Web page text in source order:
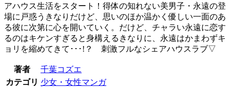
アハウス生活をスタート！得体の知れない美男子・永遠の登
場に戸惑うきなりだけど、思いのほか温かく優しい一面のあ
る彼に次第に心を開いていく。だけど、チャラい永遠に恋す
るのはキケンすぎると身構えるきなりに、永遠はかまわずキ
ョリを縮めてきて･･･!？ 刺激フルなシェアハウスラブ▽
著者
千葉コズエ
カテゴリ 少女・女性マンガ